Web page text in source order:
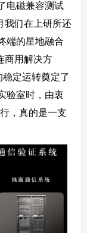
电磁兼容测试
我们在上研所还
端的星地融合
商用解决方
稳定运转奠定了
验室时，由衷
，真的是一支